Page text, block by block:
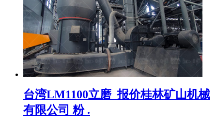
台湾LM1100立磨_报价桂林矿山机械
有限公司 粉 .